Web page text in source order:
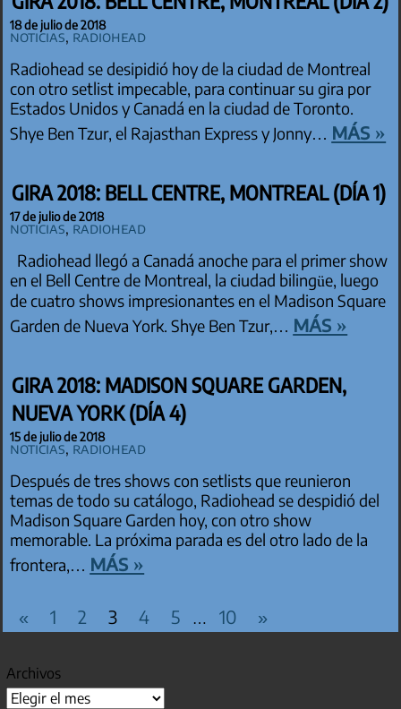
18 de julio de 2018
Noticias, Radiohead
Radiohead se desipidió hoy de la ciudad de Montreal
con otro setlist impecable, para continuar su gira por
Estados Unidos y Canadá en la ciudad de Toronto.
Shye Ben Tzur, el Rajasthan Express y Jonny… más »
GIRA 2018: BELL CENTRE, MONTREAL (DÍA 1)
17 de julio de 2018
Noticias, Radiohead
Radiohead llegó a Canadá anoche para el primer show
en el Bell Centre de Montreal, la ciudad bilingüe, luego
de cuatro shows impresionantes en el Madison Square
Garden de Nueva York. Shye Ben Tzur,… más »
GIRA 2018: MADISON SQUARE GARDEN,
NUEVA YORK (DÍA 4)
15 de julio de 2018
Noticias, Radiohead
Después de tres shows con setlists que reunieron
temas de todo su catálogo, Radiohead se despidió del
Madison Square Garden hoy, con otro show
memorable. La próxima parada es del otro lado de la
frontera,… más »
PAGINACIÓN DE ENTRADAS
« Entradas
1 2 3 4 5 … 10
Entradas
»
Archivos